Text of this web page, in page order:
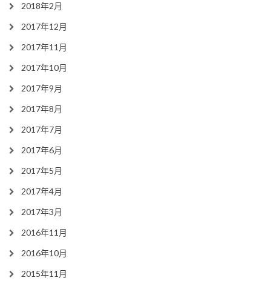
2018年2月
2017年12月
2017年11月
2017年10月
2017年9月
2017年8月
2017年7月
2017年6月
2017年5月
2017年4月
2017年3月
2016年11月
2016年10月
2015年11月